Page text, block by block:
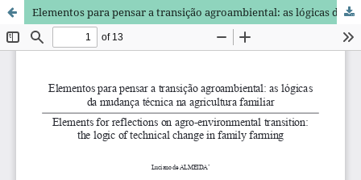
Elementos para pensar a transição agroambiental: as lógicas da mudança técnica na agricultura familiar